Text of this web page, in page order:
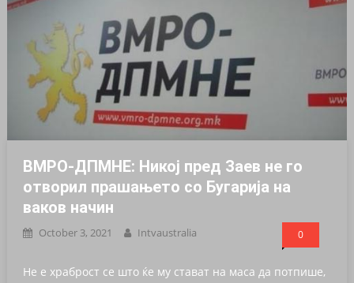
ВМРО-ДПМНЕ: Никој пред Заев не го
отворил прашањето со Бугарија на
ваков начин
October 3, 2021 Intvaustralia 0
Не е храброст се што ќе му стават на маса да потпише,